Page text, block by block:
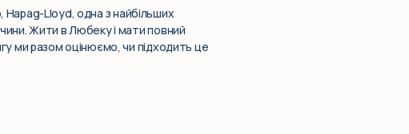
Hapag-Lloyd, одна з найбільших
Жити в Любеку і мати повний
ми разом оцінюємо, чи підходить це